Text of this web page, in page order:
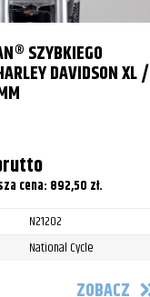
SZYBKIEGO
DAVIDSON XL /
cena: 892,50 zł.
N21202
National Cycle
ZOBACZ